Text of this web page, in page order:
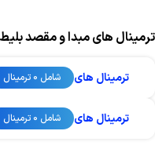
ترمینال های مبدا و مقصد
ترمینال های شامل 0 ترمینال
ترمینال های شامل 0 ترمینال